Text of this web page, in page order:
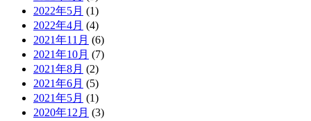
2022年5月 (1)
2022年4月 (4)
2021年11月 (6)
2021年10月 (7)
2021年8月 (2)
2021年6月 (5)
2021年5月 (1)
2020年12月 (3)